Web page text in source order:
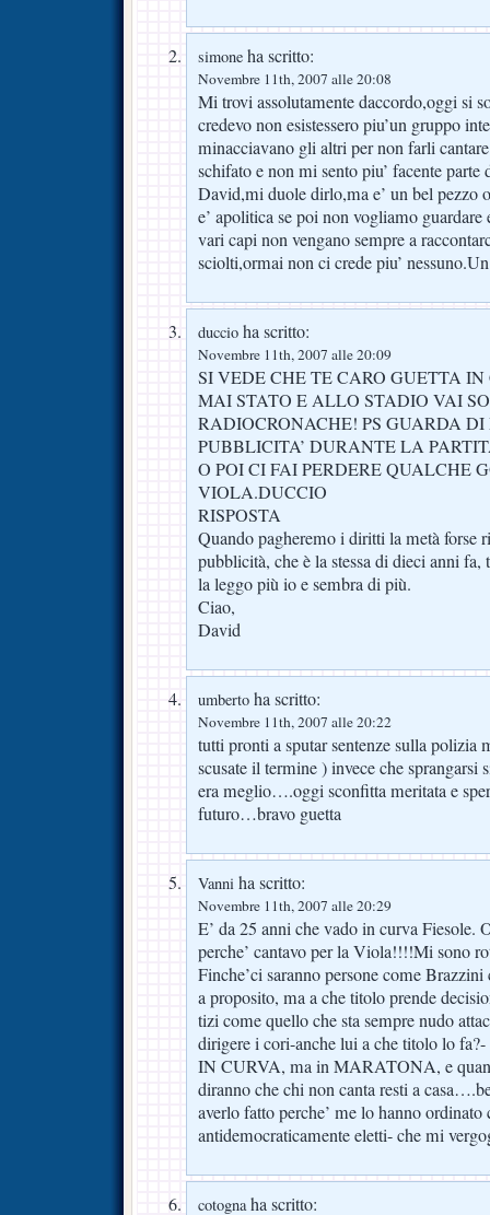
simone ha scritto:
Novembre 11th, 2007 alle 20:08
Mi trovi assolutamente daccordo,oggi si
credevo non esistessero piu’un gruppo
minacciavano gli altri per non farli
schifato e non mi sento piu’ facente
David,mi duole dirlo,ma e’ un bel pezzo
e’ apolitica se poi non vogliamo guardare
vari capi non vengano sempre a
sciolti,ormai non ci crede piu’
duccio ha scritto:
Novembre 11th, 2007 alle 20:09
SI VEDE CHE TE CARO GUETTA
MAI STATO E ALLO STADIO VAI
RADIOCRONACHE! PS GUARDA
PUBBLICITA’ DURANTE LA
O POI CI FAI PERDERE QUALCHE
VIOLA.DUCCIO
RISPOSTA
Quando pagheremo i diritti la metà forse
pubblicità, che è la stessa di dieci anni fa,
la leggo più io e sembra di più.
Ciao,
David
umberto ha scritto:
Novembre 11th, 2007 alle 20:22
tutti pronti a sputar sentenze sulla polizia
scusate il termine ) invece che sprangarsi
era meglio….oggi sconfitta meritata e
futuro…bravo guetta
Vanni ha scritto:
Novembre 11th, 2007 alle 20:29
E’ da 25 anni che vado in curva Fiesole.
perche’ cantavo per la Viola!!!!Mi sono
Finche’ci saranno persone come
a proposito, ma a che titolo prende
tizi come quello che sta sempre nudo
dirigere i cori-anche lui a che titolo lo
IN CURVA, ma in MARATONA, e
diranno che chi non canta resti a
averlo fatto perche’ me lo hanno ordinato
antidemocraticamente eletti- che mi
cotognaha scritto: